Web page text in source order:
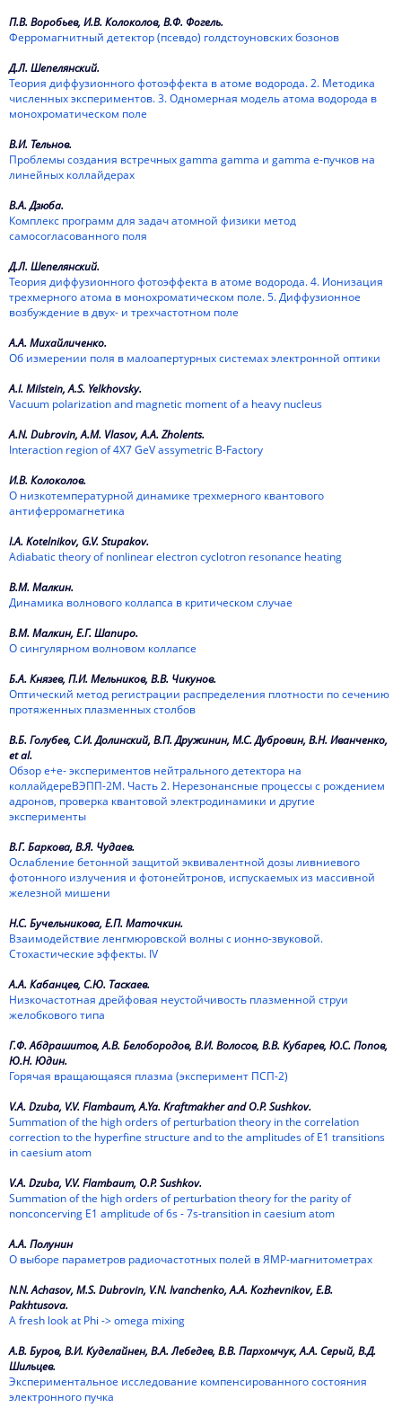
П.В. Воробьев, И.В. Колоколов, В.Ф. Фогель.
Ферромагнитный детектор (псевдо) голдстоуновских бозонов
Д.Л. Шепелянский.
Теория диффузионного фотоэффекта в атоме водорода. 2. Методика
численных экспериментов. 3. Одномерная модель атома водорода в
монохроматическом поле
В.И. Тельнов.
Проблемы создания встречных gamma gamma и gamma e-пучков на
линейных коллайдерах
В.А. Дзюба.
Комплекс программ для задач атомной физики метод
самосогласованного поля
Д.Л. Шепелянский.
Теория диффузионного фотоэффекта в атоме водорода. 4. Ионизация
трехмерного атома в монохроматическом поле. 5. Диффузионное
возбуждение в двух- и трехчастотном поле
А.А. Михайличенко.
Об измерении поля в малоапертурных системах электронной оптики
A.I. Milstein, A.S. Yelkhovsky.
Vacuum polarization and magnetic moment of a heavy nucleus
A.N. Dubrovin, A.M. Vlasov, A.A. Zholents.
Interaction region of 4X7 GeV assymetric B-Factory
И.В. Колоколов.
О низкотемпературной динамике трехмерного квантового
антиферромагнетика
I.A. Kotelnikov, G.V. Stupakov.
Adiabatic theory of nonlinear electron cyclotron resonance heating
В.М. Малкин.
Динамика волнового коллапса в критическом случае
В.М. Малкин, Е.Г. Шапиро.
О сингулярном волновом коллапсе
Б.А. Князев, П.И. Мельников, В.В. Чикунов.
Оптический метод регистрации распределения плотности по сечению
протяженных плазменных столбов
В.Б. Голубев, С.И. Долинский, В.П. Дружинин, М.С. Дубровин, В.Н. Иванченко,
et al.
Обзор е+е- экспериментов нейтрального детектора на
коллайдереВЭПП-2М. Часть 2. Нерезонансные процессы с рождением
адронов, проверка квантовой электродинамики и другие
эксперименты
В.Г. Баркова, В.Я. Чудаев.
Ослабление бетонной защитой эквивалентной дозы ливниевого
фотонного излучения и фотонейтронов, испускаемых из массивной
железной мишени
Н.С. Бучельникова, Е.П. Маточкин.
Взаимодействие ленгмюровской волны с ионно-звуковой.
Стохастические эффекты. IV
А.А. Кабанцев, С.Ю. Таскаев.
Низкочастотная дрейфовая неустойчивость плазменной струи
желобкового типа
Г.Ф. Абдрашитов, А.В. Белобородов, В.И. Волосов, В.В. Кубарев, Ю.С. Попов,
Ю.Н. Юдин.
Горячая вращающаяся плазма (эксперимент ПСП-2)
V.A. Dzuba, V.V. Flambaum, A.Ya. Kraftmakher and O.P. Sushkov.
Summation of the high orders of perturbation theory in the correlation
correction to the hyperfine structure and to the amplitudes of E1 transitions
in caesium atom
V.A. Dzuba, V.V. Flambaum, O.P. Sushkov.
Summation of the high orders of perturbation theory for the parity of
nonconcerving E1 amplitude of 6s - 7s-transition in caesium atom
А.А. Полунин
О выборе параметров радиочастотных полей в ЯМР-магнитометрах
N.N. Achasov, M.S. Dubrovin, V.N. Ivanchenko, A.A. Kozhevnikov, E.B.
Pakhtusova.
A fresh look at Phi -> omega mixing
А.В. Буров, В.И. Куделайнен, В.А. Лебедев, В.В. Пархомчук, А.А. Серый, В.Д.
Шильцев.
Экспериментальное исследование компенсированного состояния
электронного пучка